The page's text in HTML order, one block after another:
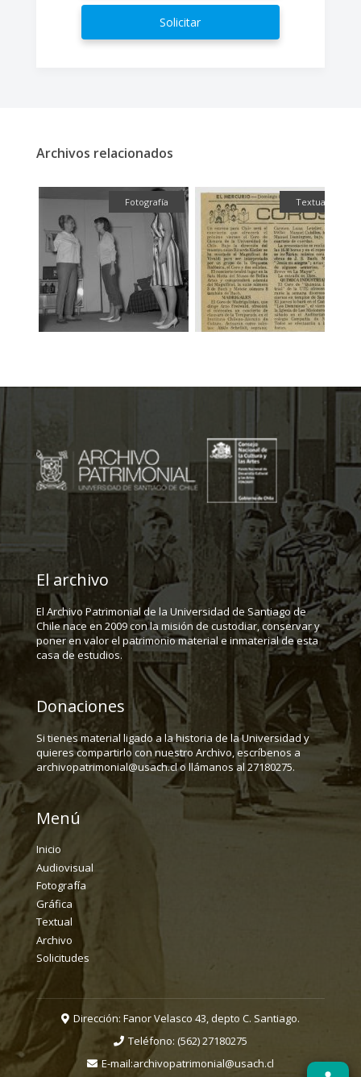
Solicitar
Archivos relacionados
Fotografía Textual
El archivo
El Archivo Patrimonial de la Universidad de Santiago de
Chile nace en 2009 con la misión de custodiar, conservar y
poner en valor el patrimonio material e inmaterial de esta
casa de estudios.
Donaciones
Si tienes material ligado a la historia de la Universidad y
quieres compartirlo con nuestro Archivo, escríbenos a
archivopatrimonial@usach.cl o llámanos al 27180275.
Menú
Inicio
Audiovisual
Fotografía
Gráfica
Textual
Archivo
Solicitudes
Dirección: Fanor Velasco 43, depto C. Santiago.
Teléfono: (562) 27180275
E-mail:archivopatrimonial@usach.cl